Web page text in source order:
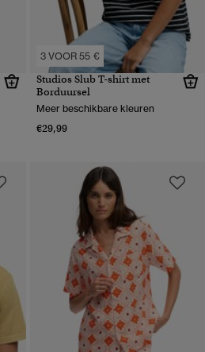
3 VOOR 55 €
Studios Slub T-shirt met
Borduursel
Meer beschikbare kleuren
€29,99